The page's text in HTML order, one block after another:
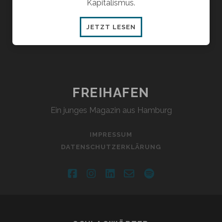
Kapitalismus.
JETZT LESEN
MYTHOS
FREIHAFEN
Ein junges Magazin aus Hamburg
IMPRESSUM
DATENSCHUTZERKLÄRUNG
facebookinstagram
linkedin
email-spotify